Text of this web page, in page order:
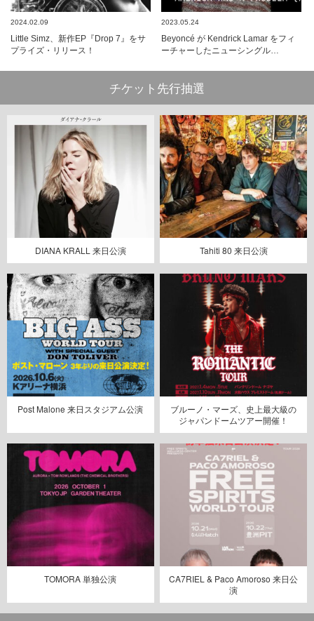
2024.02.09
Little Simz、新作EP『Drop 7』をサ
プライズ・リリース！
2023.05.24
Beyoncé が Kendrick Lamar をフィ
ーチャーしたニューシングル…
チケット先行抽選
DIANA KRALL 来日公演 Tahiti 80 来日公演
Post Malone 来日スタジアム公演
ブルーノ・マーズ、史上最大級の
ジャパンドームツアー開催！
TOMORA 単独公演
CA7RIEL & Paco Amoroso 来日公
演